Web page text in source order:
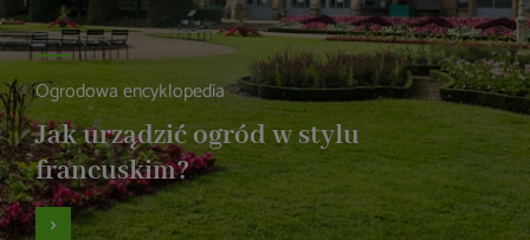
Ogrodowa encyklopedia
Jak urządzić ogród w stylu
francuskim?